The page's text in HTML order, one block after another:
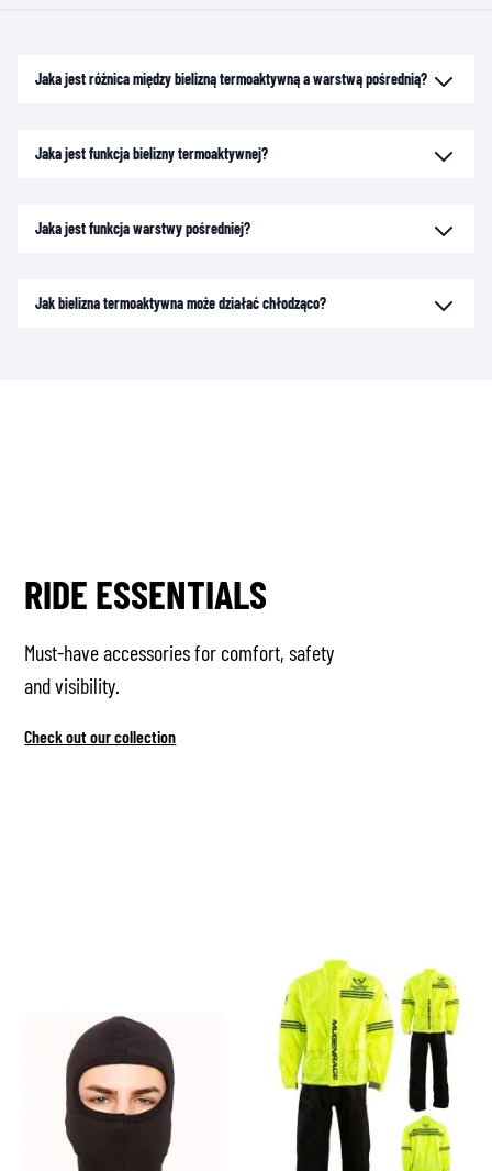
Jaka jest różnica między bielizną termoaktywną a warstwą pośrednią?
Jaka jest funkcja bielizny termoaktywnej?
Jaka jest funkcja warstwy pośredniej?
Jak bielizna termoaktywna może działać chłodząco?
RIDE ESSENTIALS
Must-have accessories for comfort, safety
and visibility.
Check out our collection